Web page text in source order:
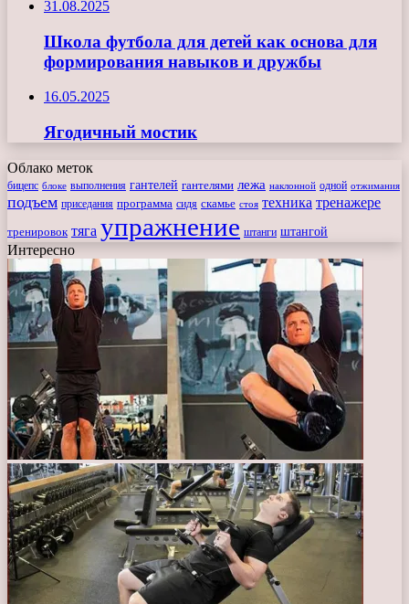
31.08.2025
Школа футбола для детей как основа для
формирования навыков и дружбы
16.05.2025
Ягодичный мостик
Облако меток
бицепс блоке выполнения гантелей гантелями лежа наклонной одной отжимания
подъем приседания программа сидя скамье стоя техника тренажере
тренировок тяга упражнение штанги штангой
Интересно